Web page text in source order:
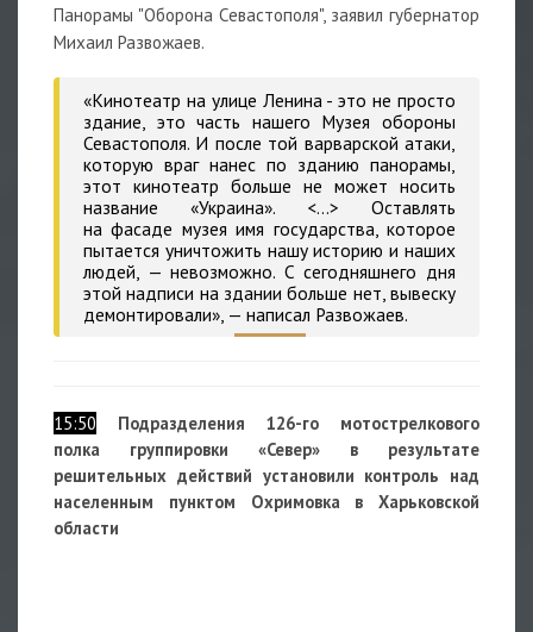
Панорамы "Оборона Севастополя", заявил губернатор
Михаил Развожаев.
«Кинотеатр на улице Ленина - это не просто
здание, это часть нашего Музея обороны
Севастополя. И после той варварской атаки,
которую враг нанес по зданию панорамы,
этот кинотеатр больше не может носить
название «Украина». <...> Оставлять
на фасаде музея имя государства, которое
пытается уничтожить нашу историю и наших
людей, — невозможно. С сегодняшнего дня
этой надписи на здании больше нет, вывеску
демонтировали», — написал Развожаев.
15:50
Подразделения 126-го мотострелкового
полка группировки «Север» в результате
решительных действий установили контроль над
населенным пунктом Охримовка в Харьковской
области